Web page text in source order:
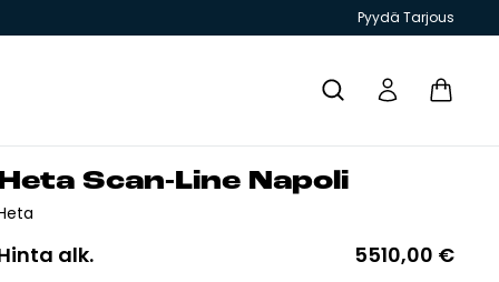
Pyydä Tarjous
Yhteystiedot
Scan-Li­ne Na­po­li
alk. 5510,00 €